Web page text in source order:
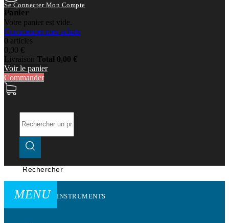
Se Connecter Mon Compte
Panier
Votre panier est vide.
Commencer mes achats
0 articles
0,00 €
Livraison Total 0,00 €
Voir le panier
Commander
Rechercher
MENU INSTRUMENTS